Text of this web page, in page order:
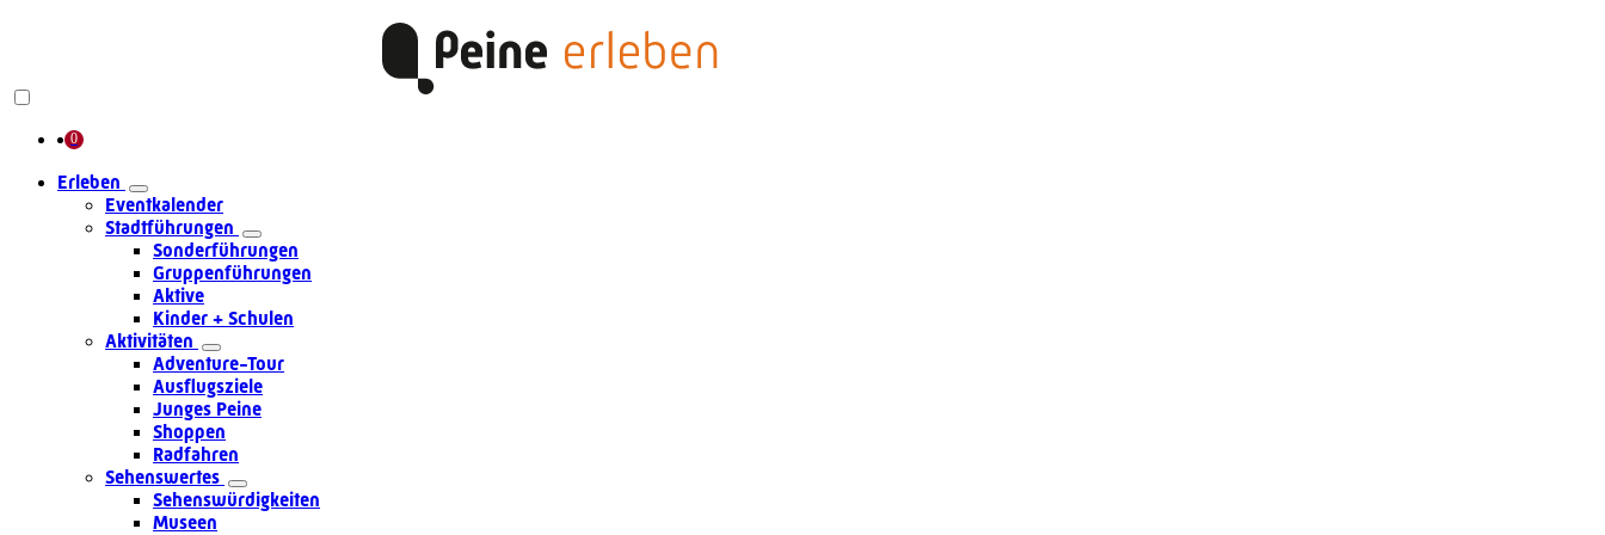
Erleben
Eventkalender
Stadtführungen
Sonderführungen
Gruppenführungen
Aktive
Kinder + Schulen
Aktivitäten
Adventure-Tour
Ausflugsziele
Junges Peine
Shoppen
Radfahren
Sehenswertes
Sehenswürdigkeiten
Museen